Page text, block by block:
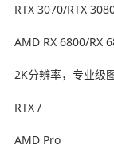
RTX 3070/RTX
AMD RX 6800/RX
2K分辨率，专业级
RTX /
AMD Pro